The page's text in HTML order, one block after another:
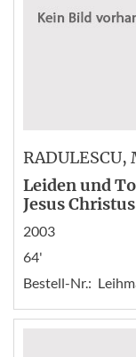
RADULESCU,
Leiden und
Jesus Christus
2003
64'
Bestell-Nr.: